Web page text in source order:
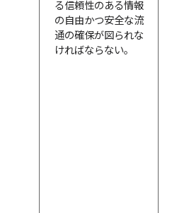
る信頼性のある情報
の自由かつ安全な流
通の確保が図られな
ければならない。